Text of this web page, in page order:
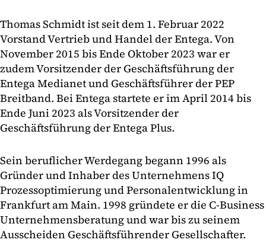
Thomas Schmidt ist seit dem 1. Februar 2022
Vorstand Vertrieb und Handel der Entega. Von
November 2015 bis Ende Oktober 2023 war er
zudem Vorsitzender der Geschäftsführung der
Entega Medianet und Geschäftsführer der PEP
Breitband. Bei Entega startete er im April 2014 bis
Ende Juni 2023 als Vorsitzender der
Geschäftsführung der Entega Plus.
Sein beruflicher Werdegang begann 1996 als
Gründer und Inhaber des Unternehmens IQ
Prozessoptimierung und Personalentwicklung in
Frankfurt am Main. 1998 gründete er die C-Business
Unternehmensberatung und war bis zu seinem
Ausscheiden Geschäftsführender Gesellschafter.